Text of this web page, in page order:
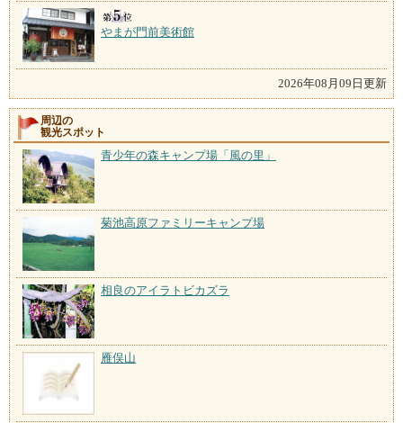
やまが門前美術館
2026年08月09日更新
周辺の
観光スポット
青少年の森キャンプ場「風の里」
菊池高原ファミリーキャンプ場
相良のアイラトビカズラ
雁俣山